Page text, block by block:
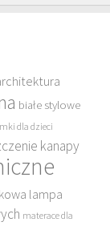
białe stylowe
dla dzieci
kanapy
lampa
materace dla